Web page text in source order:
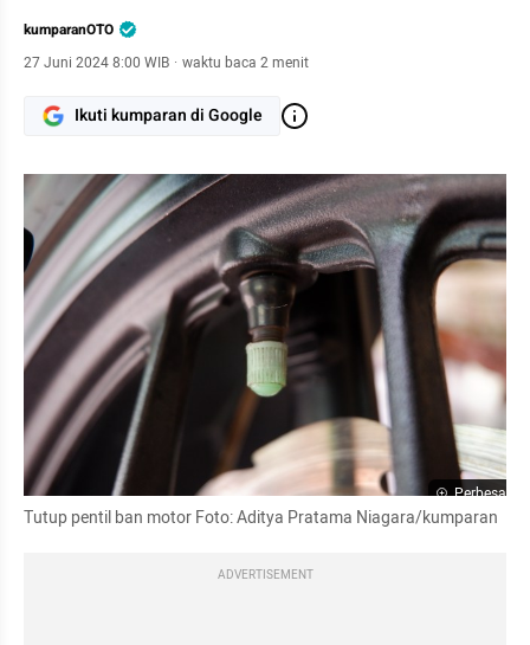
kumparanOTO
27 Juni 2024 8:00 WIB · waktu baca 2 menit
Ikuti kumparan di Google
Perbesar
Tutup pentil ban motor Foto: Aditya Pratama Niagara/kumparan
ADVERTISEMENT